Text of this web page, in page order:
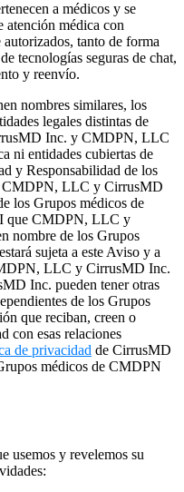
a médicos y se
atención médica con
tanto de forma
tecnologías seguras de chat,
y reenvío.
nombres similares, los
legales distintas de
Inc. y CMDPN, LLC
ni entidades cubiertas de
y Responsabilidad de los
CMDPN, LLC y CirrusMD
los Grupos médicos de
que CMDPN, LLC y
nombre de los Grupos
sujeta a este Aviso y a
LLC y CirrusMD Inc.
Inc. pueden tener otras
de los Grupos
que reciban, creen o
con esas relaciones
de privacidad de CirrusMD
médicos de CMDPN
usemos y revelemos su